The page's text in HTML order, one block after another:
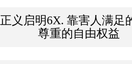
正义启明6X. 靠害人满足
尊重的自由权益